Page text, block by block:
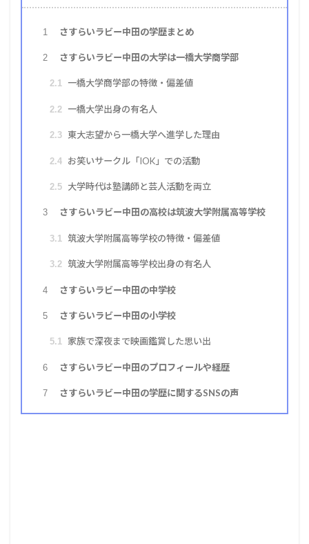
1 さすらいラビー中田の学歴まとめ
2 さすらいラビー中田の大学は一橋大学商学部
2.1 一橋大学商学部の特徴・偏差値
2.2 一橋大学出身の有名人
2.3 東大志望から一橋大学へ進学した理由
2.4 お笑いサークル「IOK」での活動
2.5 大学時代は塾講師と芸人活動を両立
3 さすらいラビー中田の高校は筑波大学附属高等学校
3.1 筑波大学附属高等学校の特徴・偏差値
3.2 筑波大学附属高等学校出身の有名人
4 さすらいラビー中田の中学校
5 さすらいラビー中田の小学校
5.1 家族で深夜まで映画鑑賞した思い出
6 さすらいラビー中田のプロフィールや経歴
7 さすらいラビー中田の学歴に関するSNSの声